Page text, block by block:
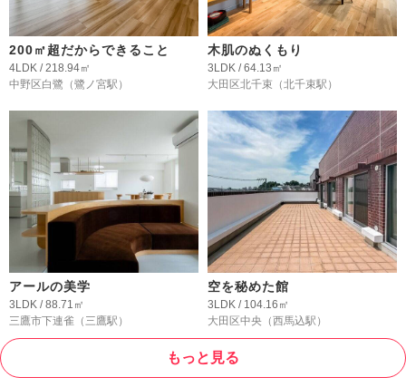
200㎡超だからできること
4LDK / 218.94㎡
中野区白鷺 （鷺ノ宮駅）
木肌のぬくもり
3LDK / 64.13㎡
大田区北千束 （北千束駅）
アールの美学
3LDK / 88.71㎡
三鷹市下連雀 （三鷹駅）
空を秘めた館
3LDK / 104.16㎡
大田区中央 （西馬込駅）
もっと見る